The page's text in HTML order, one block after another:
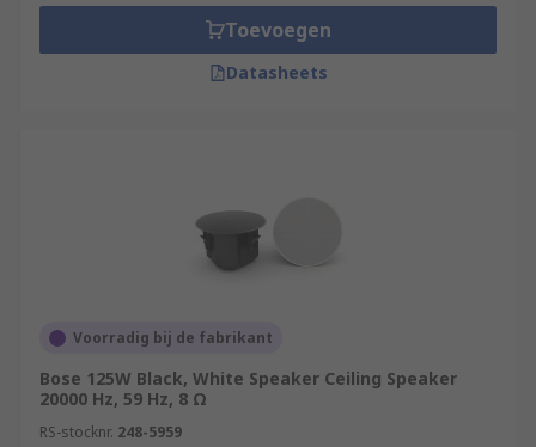
Toevoegen
Datasheets
Voorradig bij de fabrikant
Bose 125W Black, White Speaker Ceiling Speaker
20000 Hz, 59 Hz, 8 Ω
RS-stocknr. 248-5959